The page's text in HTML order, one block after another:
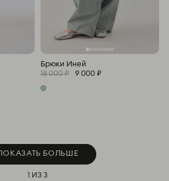
Брюки Иней
18 000 ₽
9 000 ₽
ПОКАЗАТЬ БОЛЬШЕ
1 ИЗ 3